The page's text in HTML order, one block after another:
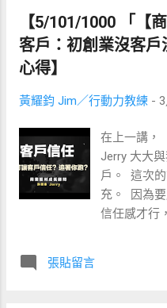
【5/101/1000 「【
客戶：初創業沒客戶
心得】
黃耀鈞 Jim／行動力教練 -
在上一講，
Jerry 大大
戶。 ​ 這次
充。 ​ 因為
信任感才行
那要如何
張貼留言